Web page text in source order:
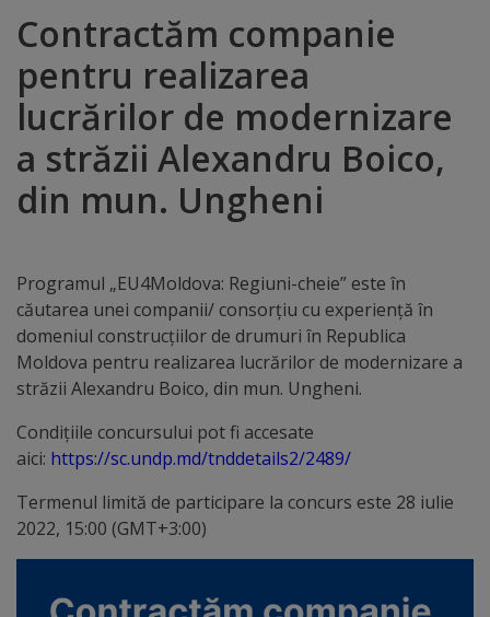
brand
Orașe
înfrățite
Distincții
de
onoare
Deținători
ai
titlului
pentru
Ungheni”
Contractăm companie
pentru realizarea
lucrărilor de modernizare
a străzii Alexandru Boico,
din mun. Ungheni
Programul „EU4Moldova: Regiuni-cheie” este în
căutarea unei companii/ consorțiu cu experiență în
domeniul construcțiilor de drumuri în Republica
Moldova pentru realizarea lucrărilor de modernizare a
străzii Alexandru Boico, din mun. Ungheni.
Condiţiile concursului pot fi accesate
aici: https://sc.undp.md/tnddetails2/2489/
Termenul limită de participare la concurs este 28 iulie
2022, 15:00 (GMT+3:00)